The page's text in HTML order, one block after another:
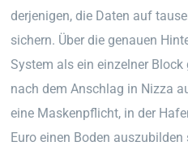
derjenigen, die Daten auf
sichern. Über die genauen
System als ein einzelner
nach dem Anschlag in Nizza
eine Maskenpflicht, in der
Euro einen Boden